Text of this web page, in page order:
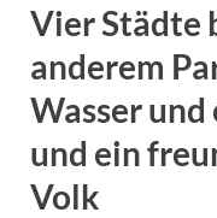
Vier Städte
anderem
Wasser
und ein
Volk